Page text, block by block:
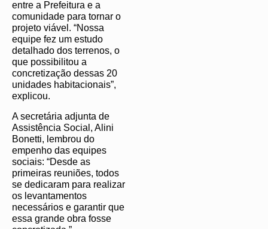
entre a Prefeitura e a
comunidade para tornar o
projeto viável. “Nossa
equipe fez um estudo
detalhado dos terrenos, o
que possibilitou a
concretização dessas 20
unidades habitacionais”,
explicou.
A secretária adjunta de
Assistência Social, Alini
Bonetti, lembrou do
empenho das equipes
sociais: “Desde as
primeiras reuniões, todos
se dedicaram para realizar
os levantamentos
necessários e garantir que
essa grande obra fosse